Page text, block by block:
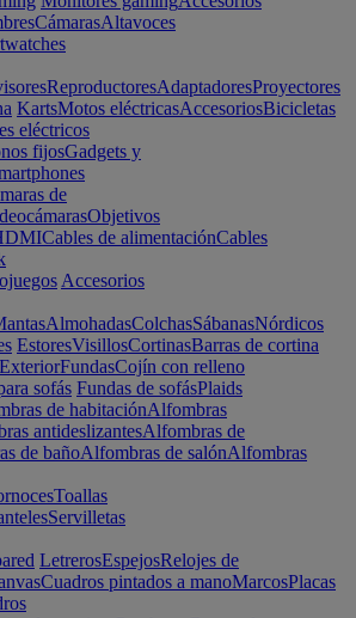
CámarasAltavoces
ReproductoresAdaptadoresProyectores
KartsMotos eléctricasAccesoriosBicicletas
eléctricos
fijosGadgets y
de
Objetivos
Cables de alimentaciónCables
Accesorios
AlmohadasColchasSábanasNórdicos
EstoresVisillosCortinasBarras de cortina
ExteriorFundasCojín con relleno
sofás Fundas de sofásPlaids
de habitaciónAlfombras
antideslizantesAlfombras de
de bañoAlfombras de salónAlfombras
Toallas
Servilletas
LetrerosEspejosRelojes de
Cuadros pintados a manoMarcosPlacas